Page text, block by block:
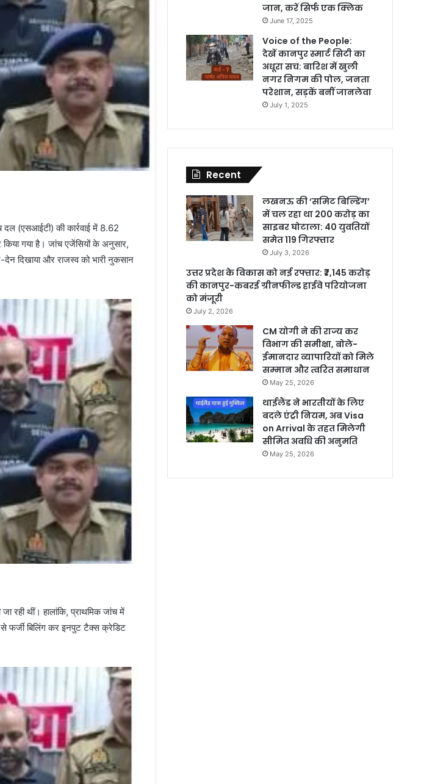
(एसआईटी) की कार्रवाई में 8.62
किया गया है। जांच एजेंसियों के अनुसार,
देन दिखाया और राजस्व को भारी नुकसान
रही थीं। हालांकि, प्राथमिक जांच में
से फर्जी बिलिंग कर इनपुट टैक्स क्रेडिट
जान, करें सिर्फ एक क्लिक
June 17, 2025
Voice of the People:
देखें कानपुर स्मार्ट सिटी का
अधूरा सच: बारिश में खुली
नगर निगम की पोल, जनता
परेशान, सड़कें बनीं जानलेवा
July 1, 2025
Recent
लखनऊ की ‘समिट बिल्डिंग’
में चल रहा था 200 करोड़ का
साइबर घोटाला: 40 युवतियों
समेत 119 गिरफ्तार
July 3, 2026
उत्तर प्रदेश के विकास को नई रफ्तार: ₹7,145 करोड़
की कानपुर-कबरई ग्रीनफील्ड हाईवे परियोजना
को मंजूरी
July 2, 2026
CM योगी ने की राज्य कर
विभाग की समीक्षा, बोले-
ईमानदार व्यापारियों को मिले
सम्मान और त्वरित समाधान
May 25, 2026
थाईलैंड ने भारतीयों के लिए
बदले एंट्री नियम, अब Visa
on Arrival के तहत मिलेगी
सीमित अवधि की अनुमति
May 25, 2026